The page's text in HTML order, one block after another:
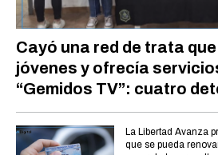
Cayó una red de trata
jóvenes y ofrecía
“Gemidos TV”: cuatro
La Libertad Avanza
que se pueda